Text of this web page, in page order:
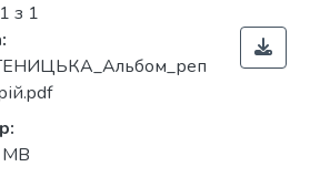
з 1